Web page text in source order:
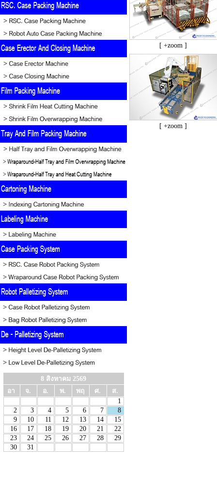
8 สิงหาคม 2569
อา
จ. อ. พ. พฤ ศ.
ส.
1
2
3 4 5 6 7
8
9
10 11 12 13 14
15
16
17 18 19 20 21
22
23
24 25 26 27 28
29
30
31
[ +zoom ]
[ +zoom ]